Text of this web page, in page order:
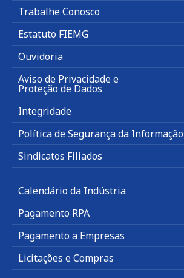
Trabalhe Conosco
Estatuto FIEMG
Ouvidoria
Aviso de Privacidade e
Proteção de Dados
Integridade
Política de Segurança da Informação
Sindicatos Filiados
Calendário da Indústria
Pagamento RPA
Pagamento a Empresas
Licitações e Compras